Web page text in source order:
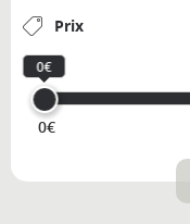
Prix
0€
0€